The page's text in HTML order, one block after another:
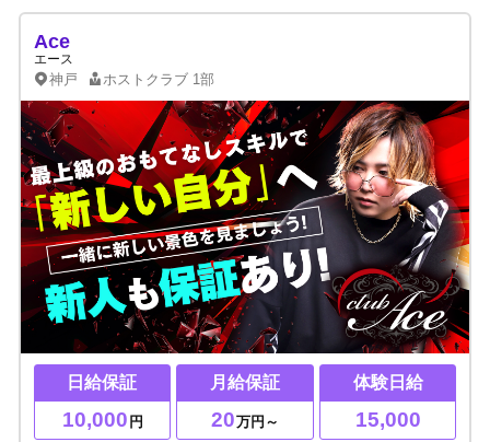
Ace
エース
神戸 ホストクラブ 1部
日給保証
10,000 円
月給保証
20万円～
体験日給
15,000